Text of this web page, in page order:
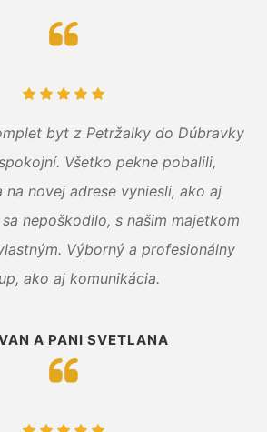
byt z Petržalky do Dúbravky
Všetko pekne pobalili,
na novej adrese vyniesli, ako aj
nepoškodilo, s našim majetkom
Výborný a profesionálny
ako aj komunikácia.
A PANI SVETLANA